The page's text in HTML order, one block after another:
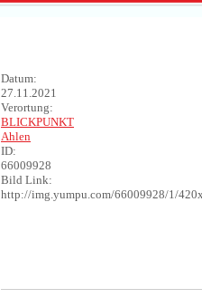
Datum:
27.11.2021
Verortung:
BLICKPUNKT
Ahlen
ID:
66009928
Bild Link:
http://img.yumpu.com/66009928/1/